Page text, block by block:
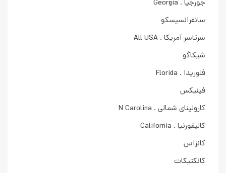
جورجیا . Georgia
سانفرانسیسکو
سرتاسر آمریکا . All USA
شیکاگو
فلوریدا . Florida
فینیکس
کارولینای شمالی . N Carolina
کالیفورنیا . California
کانزاس
کانکتیکات